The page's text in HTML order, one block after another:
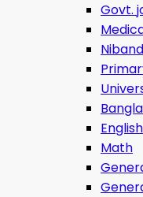
Govt.
Bangla
English
Math